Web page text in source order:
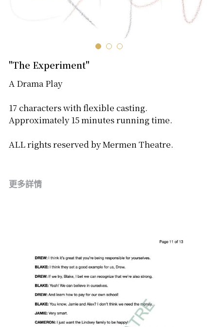
音響設計及器材租借
道具製作/租借
"The Experiment"
A Drama Play
17 characters with flexible casting.
Approximately 15 minutes running time.
ALL rights reserved by Mermen Theatre.
更多詳情